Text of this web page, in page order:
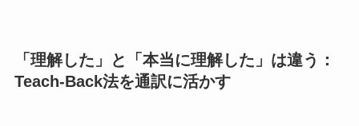
「理解した」と「本当に理解した」は違う：
Teach-Back法を通訳に活かす